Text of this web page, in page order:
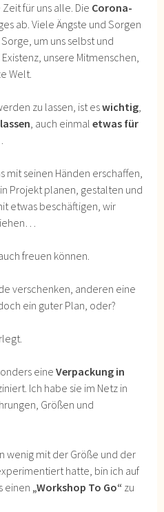
für uns alle. Die Corona-
ab. Viele Ängste und Sorgen
um uns selbst und
unsere Mitmenschen,
Welt.
zu lassen, ist eswichtig,
lassen, auch einmaletwas für
mit seinen Händen erschaffen,
Projekt planen, gestalten und
etwas beschäftigen, wir
freuen können.
verschenken, anderen eine
ein guter Plan, oder?
eineVerpackung in
Ich habe sie im Netz in
Größen und
wenig mit der Größe und der
hatte, bin ich auf
einen „Workshop To Go“ zu